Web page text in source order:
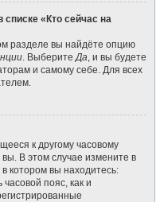
списке «Кто сейчас на
разделе вы найдёте опцию
. ВыберитеДа, и вы будете
и самому себе. Для всех
к другому часовому
вы. В этом случае измените в
котором вы находитесь:
пояс, как и